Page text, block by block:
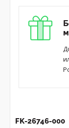
FK-26746-000